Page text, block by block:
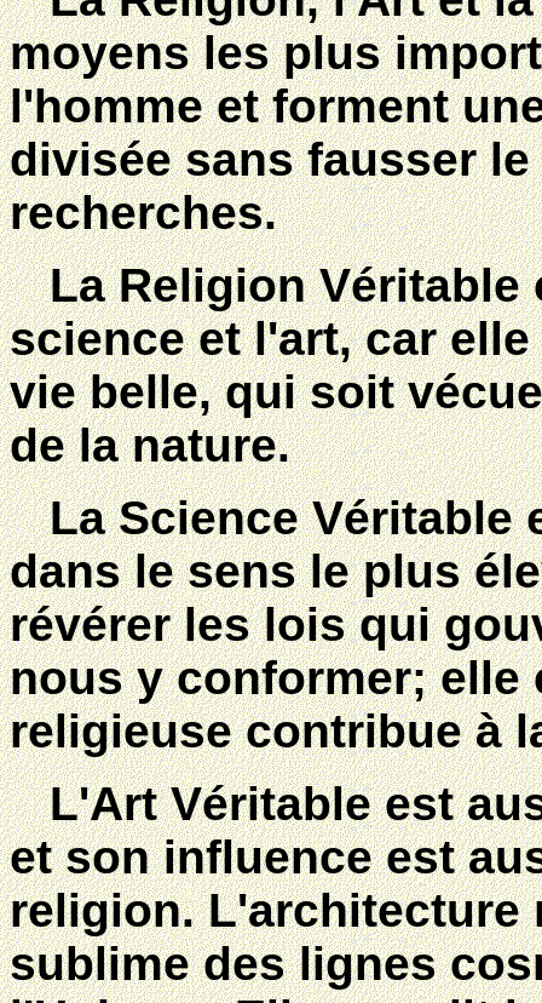
moyens les plus
l'homme et forment
divisée sans fausser
recherches.
La Religion Véritable
science et l'art, car
vie belle, qui soit
de la nature.
La Science Véritable
dans le sens le plus
révérer les lois qui
nous y conformer; elle
religieuse contribue à
L'Art Véritable est
et son influence est
religion. L'architecture
sublime des lignes